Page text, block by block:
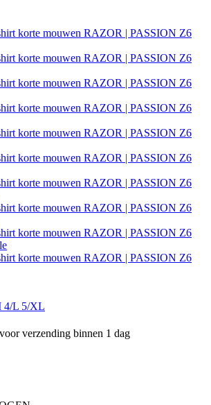
4/L 5/XL
voor verzending binnen 1 dag